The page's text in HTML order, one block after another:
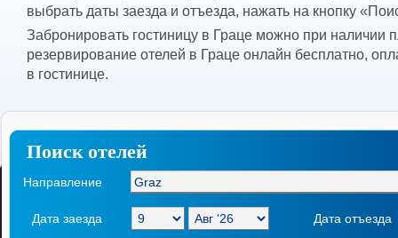
выбрать даты заезда и отъезда, нажать на кнопку
Забронировать гостиницу в Граце можно при наличии
резервирование отелей в Граце онлайн бесплатно,
в гостинице.
Поиск отелей
Направление
Дата заезда Дата отъезда